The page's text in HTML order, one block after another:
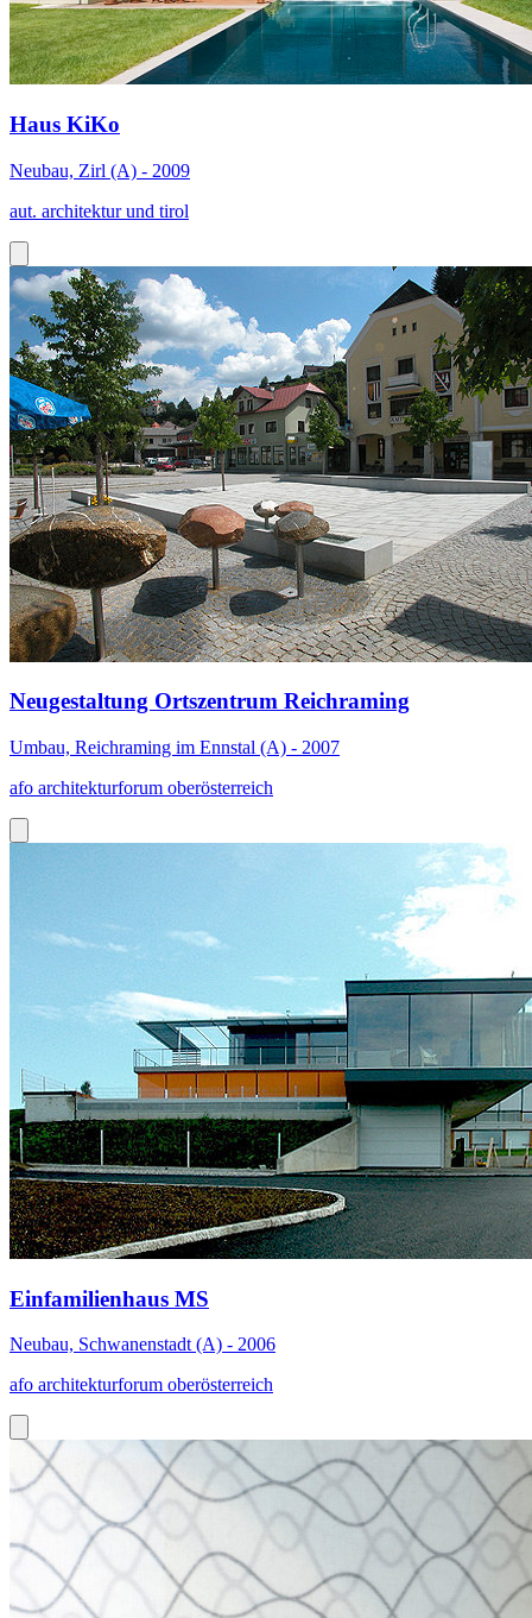
Haus KiKo
Neubau, Zirl (A) - 2009
aut. architektur und tirol
Neugestaltung Ortszentrum Reichraming
Umbau, Reichraming im Ennstal (A) - 2007
afo architekturforum oberösterreich
Einfamilienhaus MS
Neubau, Schwanenstadt (A) - 2006
afo architekturforum oberösterreich